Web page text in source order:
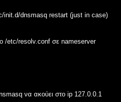
init.d/dnsmasq restart(just in case)
/etc/resolv.confσε nameserver
να ακούει στο ip 127.0.0.1